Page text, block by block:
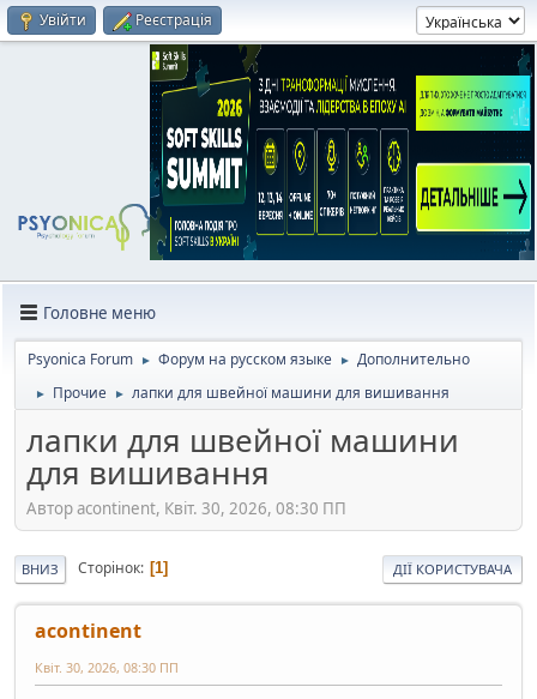
Увійти Реєстрація
Головне меню
Psyonica Forum ► Форум на русском языке ► Дополнительно
► Прочие ► лапки для швейної машини для вишивання
лапки для швейної машини
для вишивання
Автор acontinent, Квіт. 30, 2026, 08:30 ПП
ВНИЗ Сторінок 1 ДІЇ КОРИСТУВАЧА
acontinent
Квіт. 30, 2026, 08:30 ПП